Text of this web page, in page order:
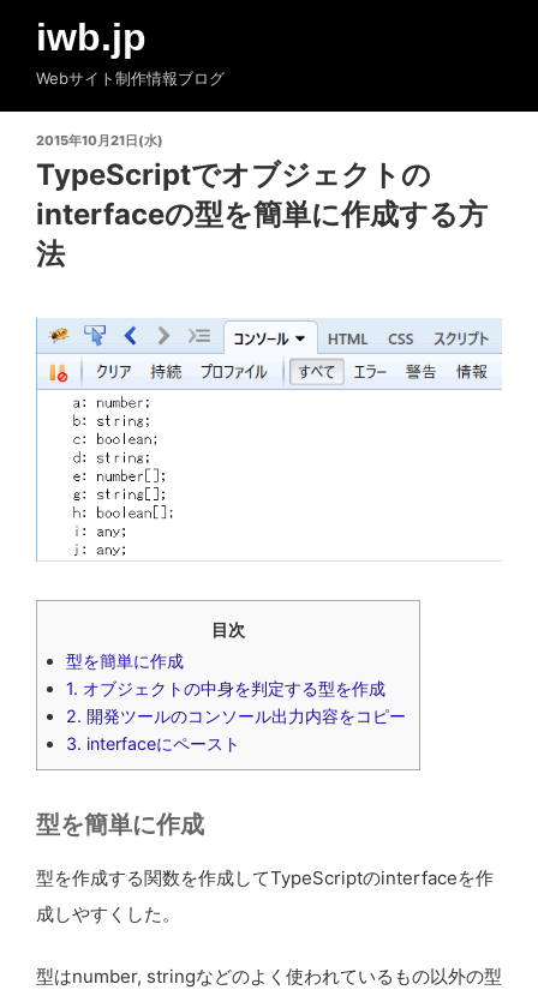
iwb.jp
Webサイト制作情報ブログ
投
稿
日:
2015年10月21日(水)
TypeScriptでオブジェクトの
interfaceの型を簡単に作成する方
法
目次
型を簡単に作成
1. オブジェクトの中身を判定する型を作成
2. 開発ツールのコンソール出力内容をコピー
3. interfaceにペースト
型を簡単に作成
型を作成する関数を作成してTypeScriptのinterfaceを作
成しやすくした。
型はnumber, stringなどのよく使われているもの以外の型